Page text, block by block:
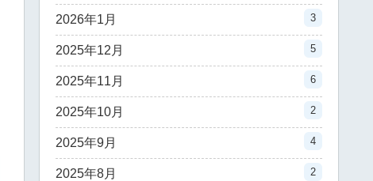
2026年1月 3
2025年12月 5
2025年11月 6
2025年10月 2
2025年9月 4
2025年8月 2